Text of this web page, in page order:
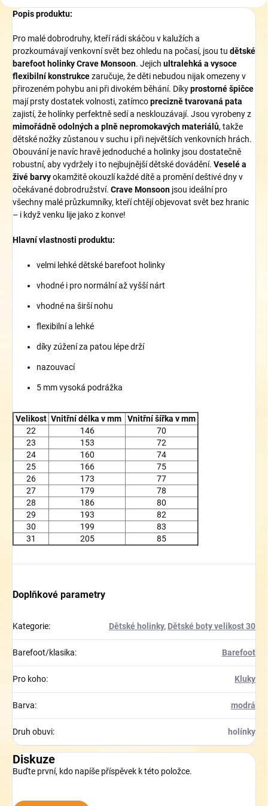
Popis produktu:
Pro malé dobrodruhy, kteří rádi skáčou v kalužích a
prozkoumávají venkovní svět bez ohledu na počasí, jsou tu dětské
barefoot holinky Crave Monsoon. Jejich ultralehká a vysoce
flexibilní konstrukcezaručuje, že děti nebudou nijak omezeny v
přirozeném pohybu ani při divokém běhání. Díkyprostorné špičce
mají prsty dostatek volnosti, zatímcoprecizně tvarovaná pata
zajistí, že holínky perfektně sedí a nesklouzávají. Jsou vyrobeny z
mimořádně odolných a plně nepromokavých materiálů, takže
dětské nožky zůstanou v suchu i při největších venkovních hrách.
Obouvání je navíc hravě jednoduché a holinky jsou dostatečně
robustní, aby vydržely i to nejbujnější dětské dovádění. Veselé a
živé barvyokamžitě okouzlí každé dítě a promění deštivé dny v
očekávané dobrodružství. Crave Monsoon jsou ideální pro
všechny malé průzkumníky, kteří chtějí objevovat svět bez hranic
– i když venku lije jako z konve!
Hlavní vlastnosti produktu:
velmi lehké dětské barefoot holinky
vhodné i pro normální až vyšší nárt
vhodné na širší nohu
flexibilní a lehké
díky zúžení za patou lépe drží
nazouvací
5 mm vysoká podrážka
Velikost Vnitřní délka v mm
Vnitřní šířka v mm
22
146
70
23
153
72
24
160
74
25
166
75
26
173
77
27
179
78
28
186
80
29
193
82
30
199
83
31
205 85
Doplňkové parametry
Kategorie: Dětské holinky, Dětské boty velikost 30
Barefoot/klasika: Barefoot
Pro koho: Kluky
Barva: modrá
Druh obuvi: holínky
Diskuze
Buďte první, kdo napíše příspěvek k této položce.